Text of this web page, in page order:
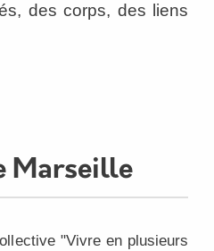
des corps, des liens
Marseille
"Vivre en plusieurs